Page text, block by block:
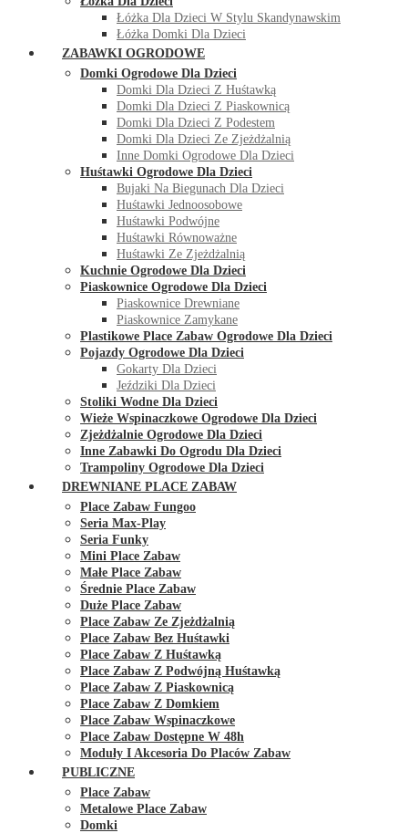
Łóżka Dla Dzieci W Stylu Skandynawskim
Łóżka Domki Dla Dzieci
ZABAWKI OGRODOWE
Domki Ogrodowe Dla Dzieci
Domki Dla Dzieci Z Huśtawką
Domki Dla Dzieci Z Piaskownicą
Domki Dla Dzieci Z Podestem
Domki Dla Dzieci Ze Zjeżdżalnią
Inne Domki Ogrodowe Dla Dzieci
Huśtawki Ogrodowe Dla Dzieci
Bujaki Na Biegunach Dla Dzieci
Huśtawki Jednoosobowe
Huśtawki Podwójne
Huśtawki Równoważne
Huśtawki Ze Zjeżdżalnią
Kuchnie Ogrodowe Dla Dzieci
Piaskownice Ogrodowe Dla Dzieci
Piaskownice Drewniane
Piaskownice Zamykane
Plastikowe Place Zabaw Ogrodowe Dla Dzieci
Pojazdy Ogrodowe Dla Dzieci
Gokarty Dla Dzieci
Jeździki Dla Dzieci
Stoliki Wodne Dla Dzieci
Wieże Wspinaczkowe Ogrodowe Dla Dzieci
Zjeżdżalnie Ogrodowe Dla Dzieci
Inne Zabawki Do Ogrodu Dla Dzieci
Trampoliny Ogrodowe Dla Dzieci
DREWNIANE PLACE ZABAW
Place Zabaw Fungoo
Seria Max-Play
Seria Funky
Mini Place Zabaw
Małe Place Zabaw
Średnie Place Zabaw
Duże Place Zabaw
Place Zabaw Ze Zjeżdżalnią
Place Zabaw Bez Huśtawki
Place Zabaw Z Huśtawką
Place Zabaw Z Podwójną Huśtawką
Place Zabaw Z Piaskownicą
Place Zabaw Z Domkiem
Place Zabaw Wspinaczkowe
Place Zabaw Dostępne W 48h
Moduły I Akcesoria Do Placów Zabaw
PUBLICZNE
Place Zabaw
Metalowe Place Zabaw
Domki